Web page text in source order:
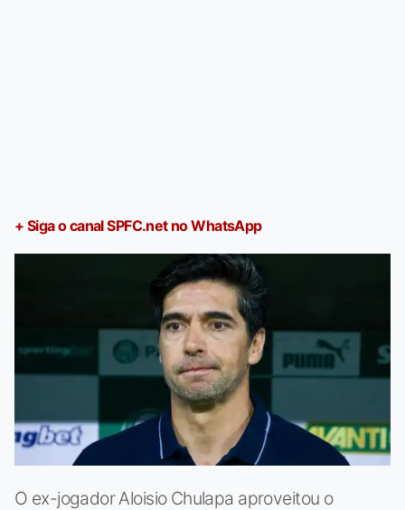
+ Siga o canal SPFC.net no WhatsApp
O ex-jogador Aloisio Chulapa aproveitou o